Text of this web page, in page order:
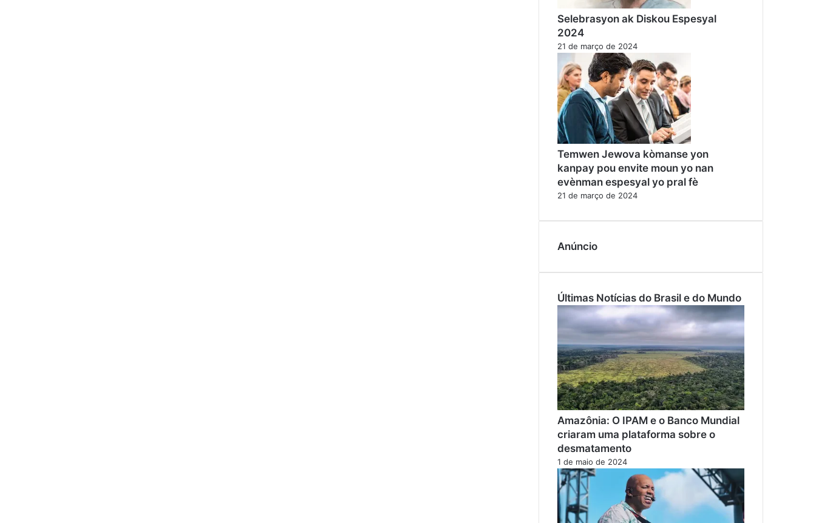
Selebrasyon ak Diskou Espesyal
2024
21 de março de 2024
Temwen Jewova kòmanse yon
kanpay pou envite moun yo nan
evènman espesyal yo pral fè
21 de março de 2024
Anúncio
Últimas Notícias do Brasil e do Mundo
Amazônia: O IPAM e o Banco Mundial
criaram uma plataforma sobre o
desmatamento
1 de maio de 2024